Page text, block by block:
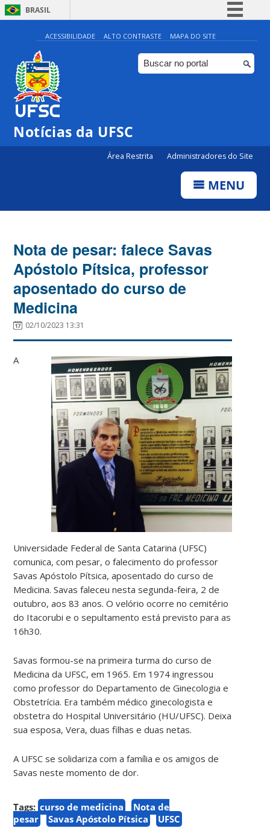
BRASIL
Simplifique!
Comunica BR
Participe
ACESSIBILIDADE ALTO CONTRASTE MAPA DO SITE
Notícias da UFSC
Área Restrita Administradores do Site
MENU
Nota de pesar: falece Savas
Apóstolo Pítsica, professor
aposentado do curso de
Medicina
02/10/2023 13:31
A
Universidade Federal de Santa Catarina (UFSC)
comunica, com pesar, o falecimento do professor
Savas Apóstolo Pítsica, aposentado do curso de
Medicina. Savas faleceu nesta segunda-feira, 2 de
outubro, aos 83 anos. O velório ocorre no cemitério
do Itacorubi e o sepultamento está previsto para as
16h30.
Savas formou-se na primeira turma do curso de
Medicina da UFSC, em 1965. Em 1974 ingressou
como professor do Departamento de Ginecologia e
Obstetrícia. Era também médico ginecologista e
obstetra do Hospital Universitário (HU/UFSC). Deixa
sua esposa, Vera, duas filhas e duas netas.
A UFSC se solidariza com a família e os amigos de
Savas neste momento de dor.
Tags: curso de medicina
Nota de
pesar
Savas Apóstolo Pítsica UFSC